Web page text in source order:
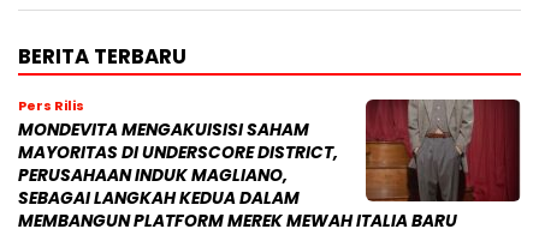
BERITA TERBARU
Pers Rilis
MONDEVITA MENGAKUISISI SAHAM
MAYORITAS DI UNDERSCORE DISTRICT,
PERUSAHAAN INDUK MAGLIANO,
SEBAGAI LANGKAH KEDUA DALAM
MEMBANGUN PLATFORM MEREK MEWAH ITALIA BARU